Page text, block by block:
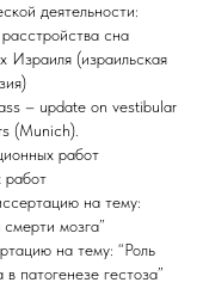
деятельности:
сна
Израиля (израильская
– update on vestibular
(Munich).
работ
работ
на тему:
мозга”
на тему: “Роль
патогенезе гестоза”